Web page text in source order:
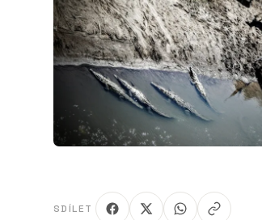
SDÍLET